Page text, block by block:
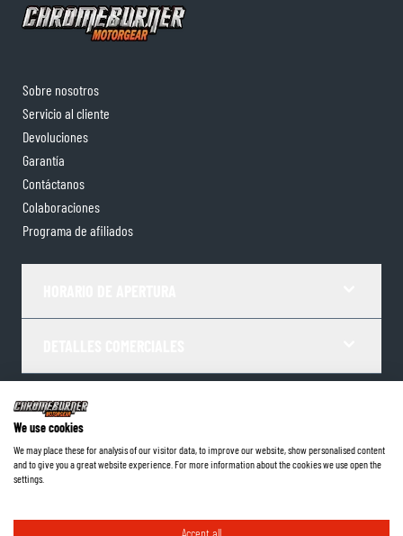
Sobre nosotros
Servicio al cliente
Devoluciones
Garantía
Contáctanos
Colaboraciones
Programa de afiliados
Términos y Condiciones
©2026ChromeBurner - Todos los derechos reservados.
We use cookies
We may place these for analysis of our visitor data, to improve our website, show personalised content
and to give you a great website experience. For more information about the cookies we use open the
settings.
Accept all